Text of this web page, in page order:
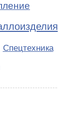
Спецтехника